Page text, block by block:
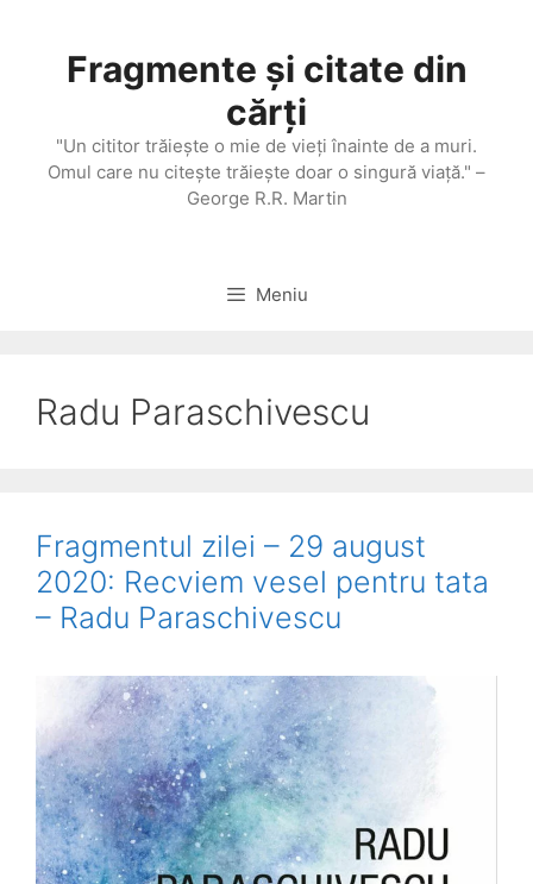
conținutFragmente și citate din
cărți
"Un cititor trăieşte o mie de vieţi înainte de a muri.
Omul care nu citeşte trăieşte doar o singură viaţă." –
George R.R. Martin
Meniu
Radu Paraschivescu
Fragmentul zilei – 29 august
2020: Recviem vesel pentru tata
– Radu Paraschivescu